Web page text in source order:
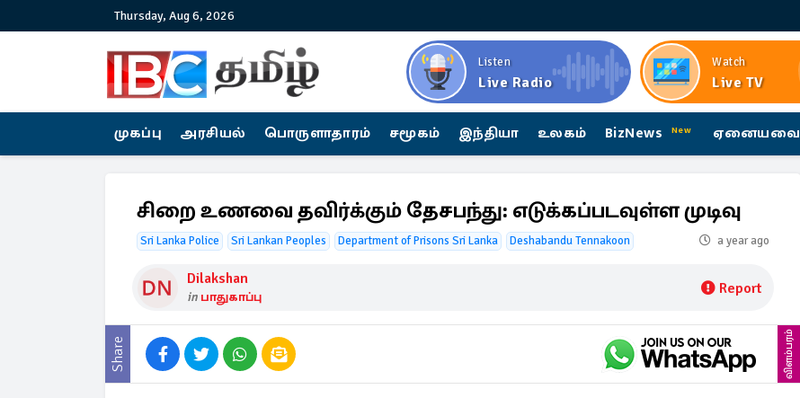
Thursday, Aug 6, 2026
Listen
Live Radio
Watch
Live TV
முகப்பு அரசியல் பொருளாதாரம் சமூகம் இந்தியா உலகம் BizNews New ஏனையவை
சிறை உணவை தவிர்க்கும் தேசபந்து: எடுக்கப்படவுள்ள முடிவு
Sri Lanka Police Sri Lankan Peoples Department of Prisons Sri Lanka Deshabandu Tennakoon a year ago
Dilakshan
in பாதுகாப்பு Report
Share விளம்பரம்